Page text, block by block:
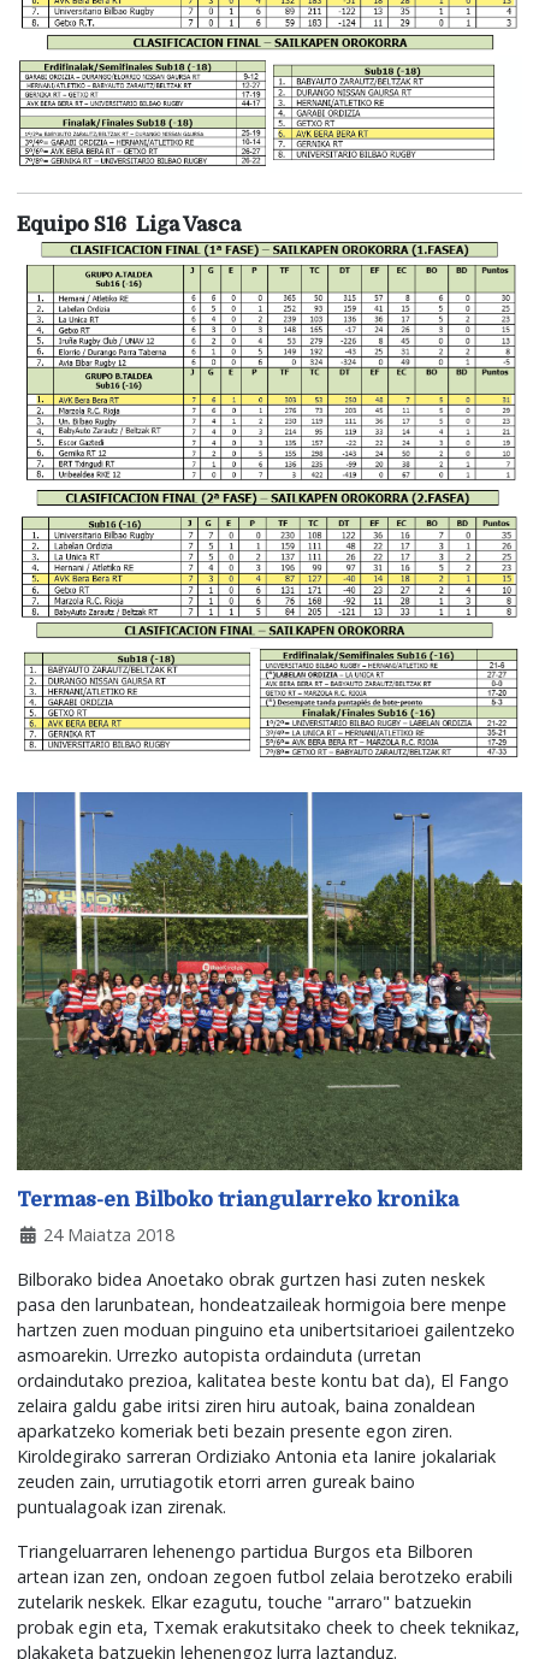
Equipo S16 Liga Vasca
Termas-en Bilboko triangularreko kronika
24 Maiatza 2018
Bilborako bidea Anoetako obrak gurtzen hasi zuten neskek
pasa den larunbatean, hondeatzaileak hormigoia bere menpe
hartzen zuen moduan pinguino eta unibertsitarioei gailentzeko
asmoarekin. Urrezko autopista ordainduta (urretan
ordaindutako prezioa, kalitatea beste kontu bat da), El Fango
zelaira galdu gabe iritsi ziren hiru autoak, baina zonaldean
aparkatzeko komeriak beti bezain presente egon ziren.
Kiroldegirako sarreran Ordiziako Antonia eta Ianire jokalariak
zeuden zain, urrutiagotik etorri arren gureak baino
puntualagoak izan zirenak.
Triangeluarraren lehenengo partidua Burgos eta Bilboren
artean izan zen, ondoan zegoen futbol zelaia berotzeko erabili
zutelarik neskek. Elkar ezagutu, touche "arraro" batzuekin
probak egin eta, Txemak erakutsitako cheek to cheek teknikaz,
plakaketa batzuekin lehenengoz lurra laztanduz.